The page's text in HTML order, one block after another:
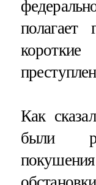
полагает
Как
были